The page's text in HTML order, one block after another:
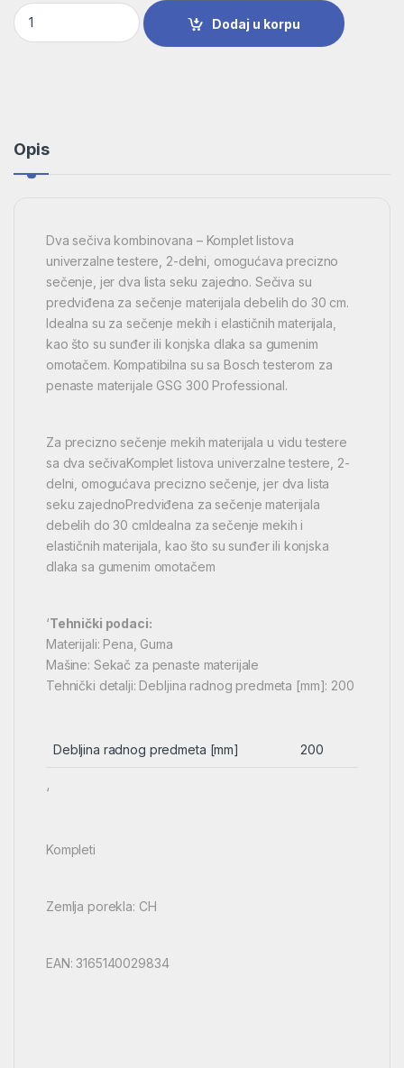
2-delni komplet listova testere za sekače za penaste
Dodaj u korpu
Opis
Dva sečiva kombinovana – Komplet listova
univerzalne testere, 2-delni, omogućava precizno
sečenje, jer dva lista seku zajedno. Sečiva su
predviđena za sečenje materijala debelih do 30 cm.
Idealna su za sečenje mekih i elastičnih materijala,
kao što su sunđer ili konjska dlaka sa gumenim
omotačem. Kompatibilna su sa Bosch testerom za
penaste materijale GSG 300 Professional.
Za precizno sečenje mekih materijala u vidu testere
sa dva sečivaKomplet listova univerzalne testere, 2-
delni, omogućava precizno sečenje, jer dva lista
seku zajednoPredviđena za sečenje materijala
debelih do 30 cmIdealna za sečenje mekih i
elastičnih materijala, kao što su sunđer ili konjska
dlaka sa gumenim omotačem
‘Tehnički podaci:
Materijali: Pena, Guma
Mašine: Sekač za penaste materijale
Tehnički detalji: Debljina radnog predmeta [mm]: 200
Debljina radnog predmeta [mm] 200
‘
Kompleti
Zemlja porekla: CH
EAN: 3165140029834